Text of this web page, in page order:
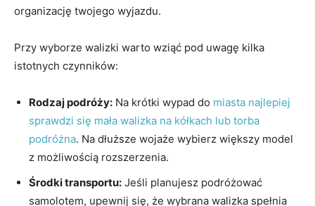
organizację twojego wyjazdu.
Przy wyborze walizki warto wziąć pod uwagę kilka
‌istotnych czynników:
Rodzaj ⁤podróży: Na krótki wypad ⁣do⁣ miasta najlepiej
sprawdzi się mała walizka​ na kółkach⁢ lub ‌torba
podróżna. ​Na​ dłuższe wojaże wybierz większy model
z ‌możliwością rozszerzenia.
Środki transportu: Jeśli planujesz podróżować
‌samolotem, upewnij​ się, że wybrana walizka⁣ spełnia